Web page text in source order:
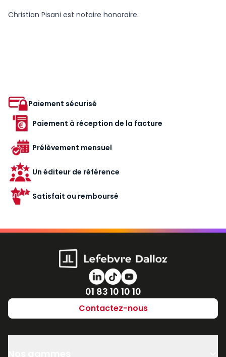
Christian Pisani est notaire honoraire.
Paiement sécurisé
Paiement à réception de la facture
Prélèvement mensuel
Un éditeur de référence
Satisfait ou remboursé
Numéro de téléphone
01 83 10 10 10
Contactez-nous